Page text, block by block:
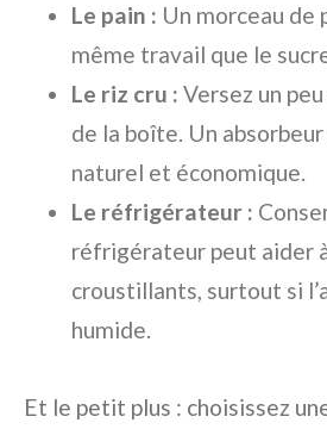
Le pain : Un morceau de
même travail que le
Le riz cru : Versez un
de la boîte. Un
naturel et économique.
Le réfrigérateur :
réfrigérateur peut aider
croustillants, surtout si
humide.
Et le petit plus : choisissez